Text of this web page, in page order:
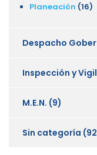
Planeación (16)
Despacho
Inspección y
M.E.N. (9)
Sin categoría